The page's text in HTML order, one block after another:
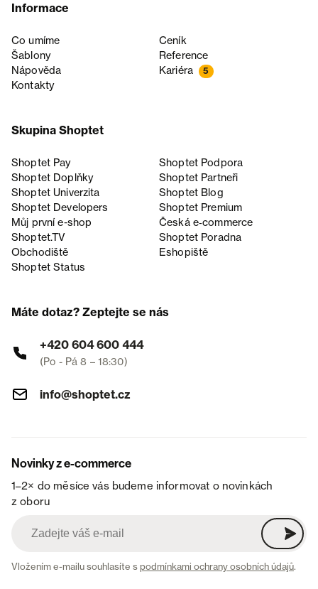
Informace
Co umíme
Ceník
Šablony
Reference
Nápověda
Kariéra 5
Kontakty
Skupina Shoptet
Shoptet Pay
Shoptet Podpora
Shoptet Doplňky
Shoptet Partneři
Shoptet Univerzita
Shoptet Blog
Shoptet Developers
Shoptet Premium
Můj první e-shop
Česká e‑commerce
Shoptet.TV
Shoptet Poradna
Obchodiště
Eshopiště
Shoptet Status
Máte dotaz? Zeptejte se nás
+420 604 600 444
(Po - Pá 8 – 18:30)
info@shoptet.cz
Novinky z e-commerce
1–2× do měsíce vás budeme informovat o novinkách
z oboru
Vložením e-mailu souhlasíte spodmínkami ochrany osobních údajů.